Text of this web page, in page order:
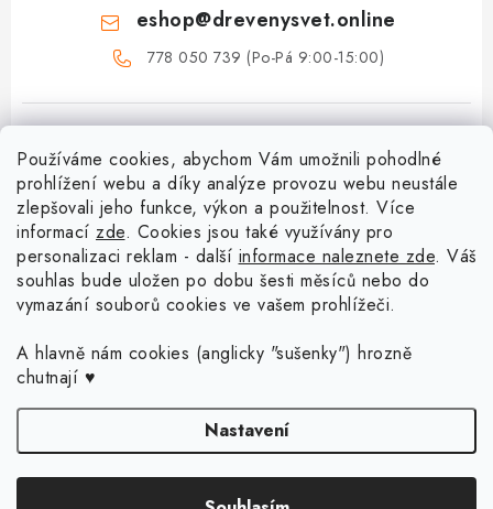
Používáme cookies, abychom Vám umožnili pohodlné
prohlížení webu a díky analýze provozu webu neustále
zlepšovali jeho funkce, výkon a použitelnost. Více
informací zde. Cookies jsou také využívány pro
personalizaci reklam - další informace naleznete zde. Váš
souhlas bude uložen po dobu šesti měsíců nebo do
vymazání souborů cookies ve vašem prohlížeči.
A hlavně nám cookies (anglicky "sušenky") hrozně
chutnají ♥
Nastavení
eshop@drevenysvet.online
778 050 739 (Po-Pá 9:00-15:00)
Menu
Doprava a platba
Vrácení zboží a reklamace
Kontakt
Blog o háčkování a pletení
Proč se může odstín příze Woody časem změnit?
Sady pro začátečníky - Jak začít s háčkováním?
Háčkování košíků - návody
Jak háčkovat s neviditelným spojem? Nové video vám to ukáže!